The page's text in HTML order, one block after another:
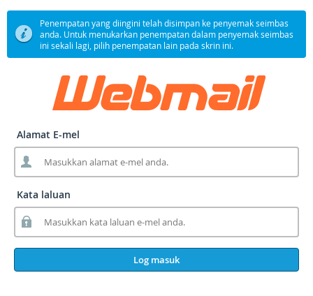
Penempatan yang diingini telah disimpan ke penyemak seimbas
anda. Untuk menukarkan penempatan dalam penyemak seimbas
ini sekali lagi, pilih penempatan lain pada skrin ini.
Alamat E-mel
Kata laluan
Log masuk